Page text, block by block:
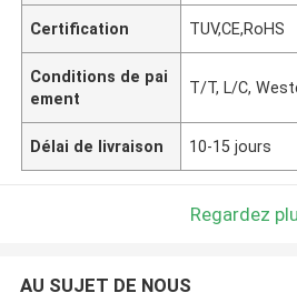
Certification TUV,CE,RoHS
Conditions de pai
ement
T/T, L/C,
Délai de livraison 10-15 jours
Regardez
AU SUJET DE NOUS